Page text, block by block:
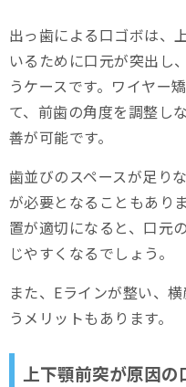
出っ歯による口ゴボは、
いるために口元が突出し
うケースです。ワイヤー
て、前歯の角度を調整し
善が可能です。
歯並びのスペースが足り
が必要となることもあり
置が適切になると、口元
じやすくなるでしょう。
また、Eラインが整い、
うメリットもあります。
上下顎前突が原因の